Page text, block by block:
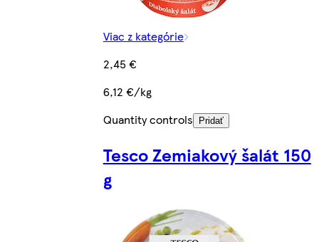
Viac z kategórie
2,45 €
6,12 €/kg
Quantity controls
Pridať
Tesco Zemiakový šalát 150
g